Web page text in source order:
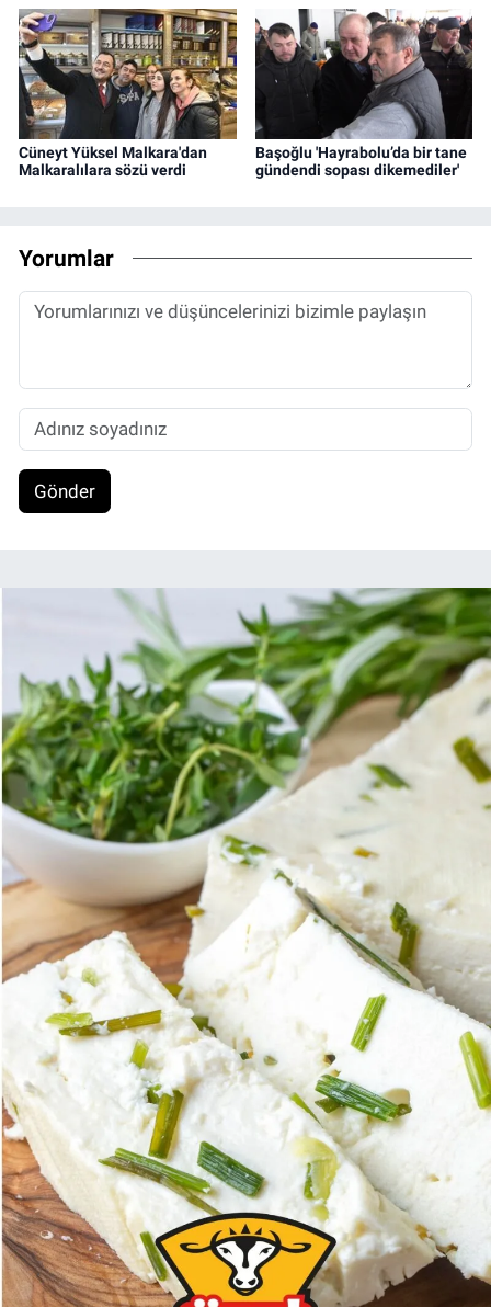
Cüneyt Yüksel Malkara'dan
Malkaralılara sözü verdi
Başoğlu 'Hayrabolu’da bir tane
gündendi sopası dikemediler'
Yorumlar
Gönder